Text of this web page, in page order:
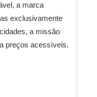
a marca
exclusivamente
a missão
preços acessíveis.